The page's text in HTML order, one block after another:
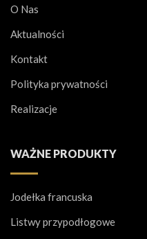
O Nas
Aktualności
Kontakt
Polityka prywatności
Realizacje
WAŻNE PRODUKTY
Jodełka francuska
Listwy przypodłogowe